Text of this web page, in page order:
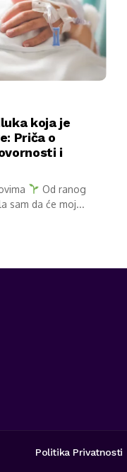
koja je
Priča o
i
Od ranog
sam da će moj...
Politika Privatnosti